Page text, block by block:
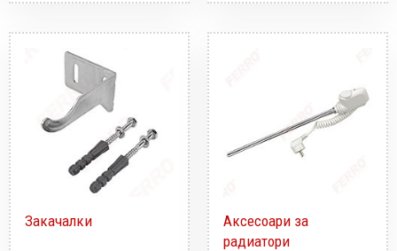
Закачалки
Аксесоари за
радиатори